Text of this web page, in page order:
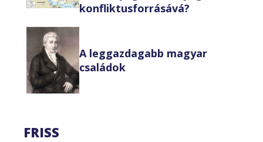
konfliktusforrásává?
A leggazdagabb magyar
családok
FRISS